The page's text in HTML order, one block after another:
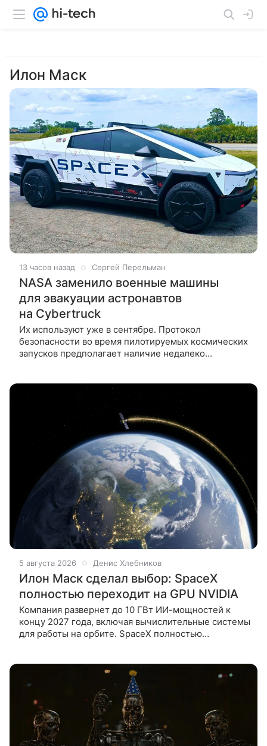
Илон Маск
13 часов назад Сергей Перельман
NASA заменило военные машины
для эвакуации астронавтов
на Cybertruck
Их используют уже в сентябре. Протокол
безопасности во время пилотируемых космических
запусков предполагает наличие недалеко
5 августа 2026 Денис Хлебников
Илон Маск сделал выбор: SpaceX
полностью переходит на GPU NVIDIA
Компания развернет до 10 ГВт ИИ-мощностей к
концу 2027 года, включая вычислительные системы
для работы на орбите. SpaceX полностью